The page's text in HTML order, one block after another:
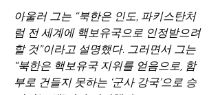
아울러 그는 “북한은 인도, 파키스탄처
럼 전 세계에 핵보유국으로 인정받으려
할 것”이라고 설명했다. 그러면서 그는
“북한은 핵보유국 지위를 얻음으로, 함
부로 건들지 못하는 ‘군사 강국’으로 승